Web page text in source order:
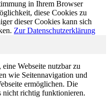
in Ihrem Browser
diese Cookies zu
dieser Cookies kann sich
Zur Datenschutzerklärung
Webseite nutzbar zu
wie Seitennavigation und
ermöglichen. Die
nicht richtig funktionieren.